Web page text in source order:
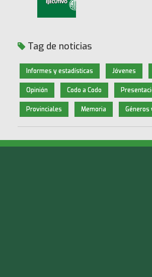
Tag de noticias
Informes y estadísticas Jóvenes
Opinión Codo a Codo
Provinciales Memoria Géneros